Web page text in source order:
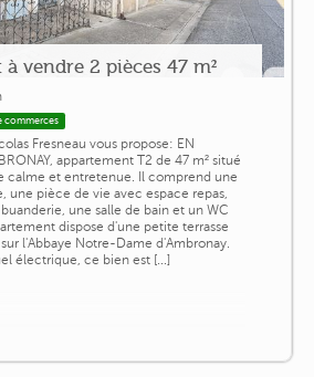
vendre 2 pièces 47 m²
commerces
Fresneau vous propose: EN
appartement T2 de 47 m² situé
calme et entretenue. Il comprend une
une pièce de vie avec espace repas,
une salle de bain et un WC
dispose d'une petite terrasse
l'Abbaye Notre-Dame d'Ambronay.
électrique, ce bien est [...]